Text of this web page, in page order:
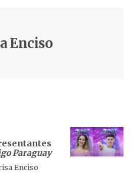
Enciso
Paraguay
Enciso